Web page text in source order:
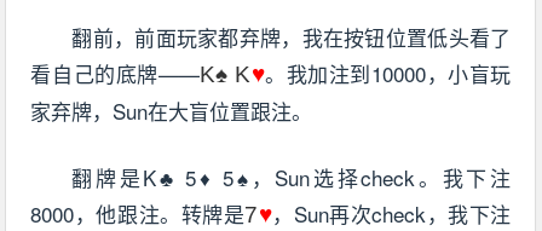
翻前，前面玩家都弃牌，我在按钮位置低头看了
看自己的底牌——K♠ K♥。我加注到10000，小盲玩
家弃牌，Sun在大盲位置跟注。
翻牌是K♣ 5♦ 5♠，Sun选择check。我下注
8000，他跟注。转牌是7♥，Sun再次check，我下注